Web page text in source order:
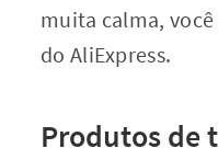
muita calma,
do AliExpress.
Produtos de